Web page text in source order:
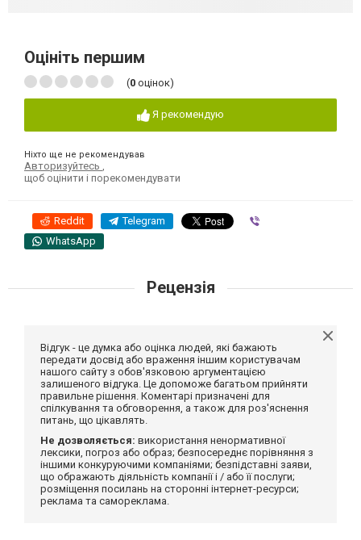
Оцініть першим
(0 оцінок)
Я рекомендую
Ніхто ще не рекомендував
Авторизуйтесь
щоб оцінити і порекомендувати
Reddit Telegram
WhatsApp
Рецензія
Відгук - це думка або оцінка людей, які бажають
передати досвід або враження іншим користувачам
нашого сайту з обов'язковою аргументацією
залишеного відгука. Це допоможе багатьом прийняти
правильне рішення. Коментарі призначені для
спілкування та обговорення, а також для роз'яснення
питань, що цікавлять.
Не дозволяється: використання ненормативної
лексики, погроз або образ; безпосереднє порівняння з
іншими конкуруючими компаніями; безпідставні заяви,
що ображають діяльність компанії і / або її послуги;
розміщення посилань на сторонні інтернет-ресурси;
реклама та самореклама.